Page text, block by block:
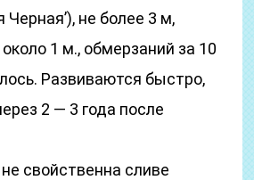
Черная’), не более 3 м,
1 м., обмерзаний за 10
Развиваются быстро,
2 — 3 года после
свойственна сливе